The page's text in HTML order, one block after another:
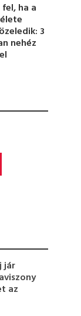
ha a
3
nehéz
jár
az